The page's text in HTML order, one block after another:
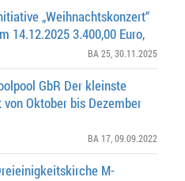
„Weihnachtskonzert“
14.12.2025 3.400,00 Euro,
BA 25 , 30.11.2025
GbR Der kleinste
Oktober bis Dezember
BA 17 , 09.09.2022
M-